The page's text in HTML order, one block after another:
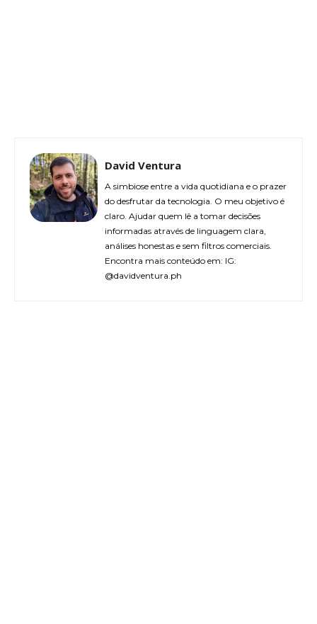
David Ventura
A simbiose entre a vida quotidiana e o prazer
do desfrutar da tecnologia. O meu objetivo é
claro. Ajudar quem lê a tomar decisões
informadas através de linguagem clara,
análises honestas e sem filtros comerciais.
Encontra mais conteúdo em: IG:
@davidventura.ph